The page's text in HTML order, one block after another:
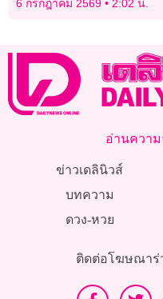
6 กรกฎาคม 2569 2:02 น.
อ่านความ
ข่าวเดลินิวส์
บทความ
ดวง-หวย
ติดต่อโฆษณาร่